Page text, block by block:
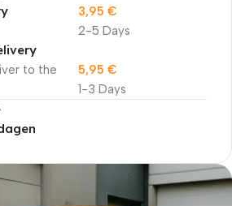
2-5 Days
3,95 €
to the
1-3 Days
5,95 €